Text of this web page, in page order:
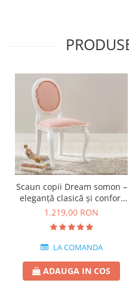
Scaun copii Dream somon –
eleganță clasică și confort
premium
1.219,00 RON
LA COMANDA
ADAUGA IN COS